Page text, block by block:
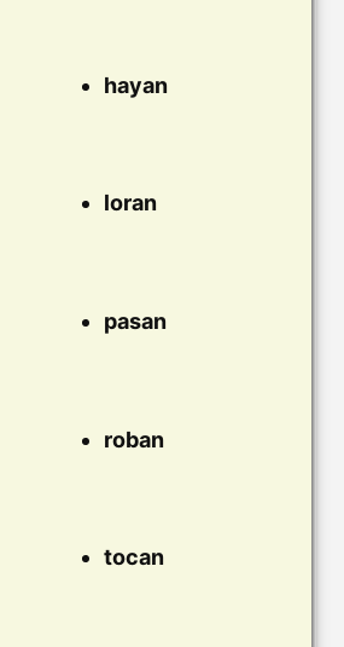
hayan
loran
pasan
roban
tocan